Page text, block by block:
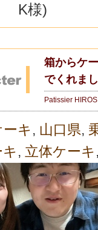
K様)
箱からケ
でくれま
Patissier
キ , 山口県,
, 立体ケーキ